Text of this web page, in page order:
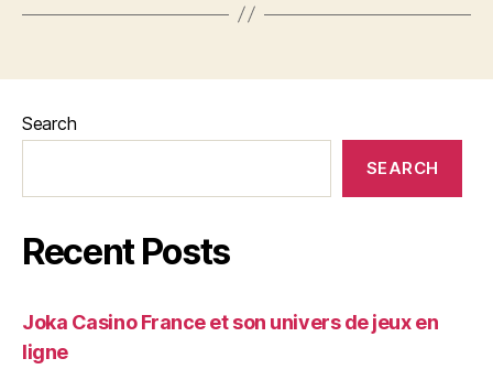
Search
SEARCH
Recent Posts
Joka Casino France et son univers de jeux en
ligne